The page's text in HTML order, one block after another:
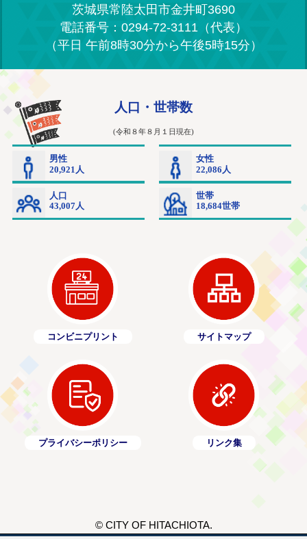
茨城県常陸太田市金井町3690
電話番号：0294-72-3111（代表）
（平日 午前8時30分から午後5時15分）
コンビニプリント サイトマップ
プライバシーポリシー リンク集
© CITY OF HITACHIOTA.